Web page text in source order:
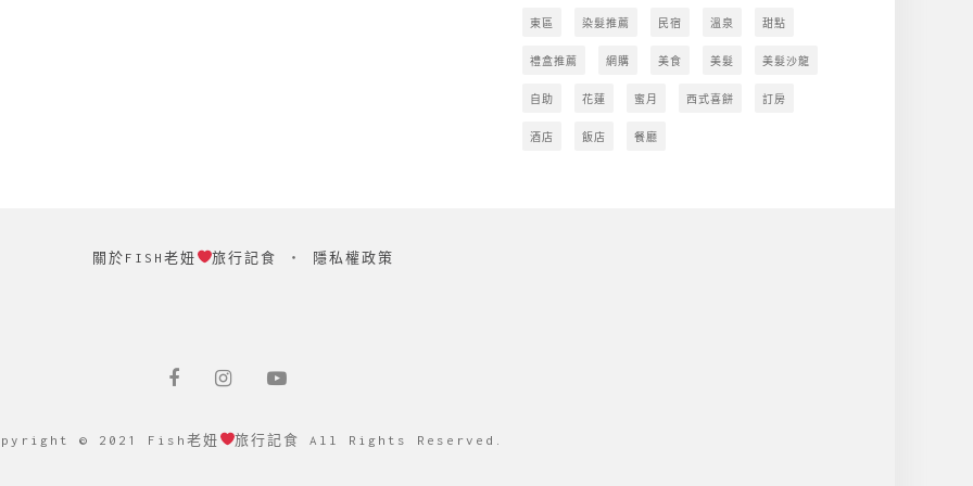
東區 染髮推薦 民宿 溫泉 甜點
禮盒推薦 網購 美食 美髮 美髮沙龍
自助 花蓮 蜜月 西式喜餅 訂房
酒店 飯店 餐廳
關於FISH老妞 旅行記食 ‧ 隱私權政策
© 2021 Fish老妞 旅行記食 All Rights Reserved.